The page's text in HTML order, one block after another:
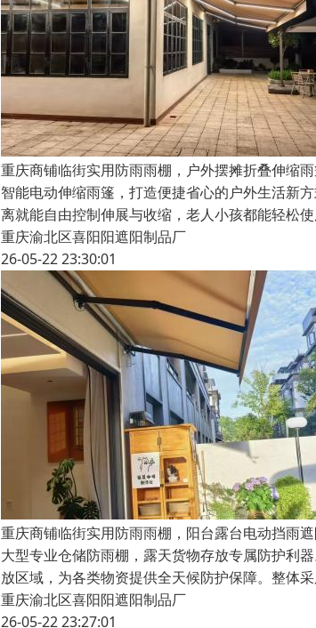
重庆商铺临街实用防雨雨棚，户外摆摊折叠伸缩
智能电动伸缩雨篷，打造便捷省心的户外生活新
离就能自由控制伸展与收缩，老人小孩都能轻松
重庆渝北区喜阳阳遮阳制品厂
26-05-22 23:30:01
重庆商铺临街实用防雨雨棚，阳台露台电动挡雨
大型专业仓储防雨棚，露天货物存放专属防护利
放区域，为各类物资提供全天候防护保障。整体
重庆渝北区喜阳阳遮阳制品厂
26-05-22 23:27:01